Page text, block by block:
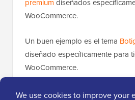
premium diseñados
WooCommerce.
Un buen ejemplo es el tema
diseñado específicamente para
WooCommerce.
Viene con diseños de